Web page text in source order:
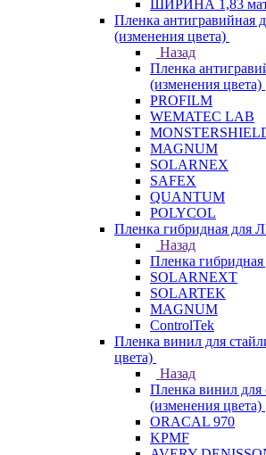
ШИРИНА 1,83
Пленка антигравийная
(изменения цвета)
Назад
Пленка
(изменения цвета)
PROFILM
WEMATEC LAB
MAGNUM
SOLARNEX
SAFEX
QUANTUM
POLYCOL
Пленка гибридная для
Назад
Пленка
SOLARNEXT
SOLARTEK
MAGNUM
ControlTek
Пленка винил для
цвета)
Назад
Пленка винил для
(изменения цвета)
ORACAL 970
KPMF